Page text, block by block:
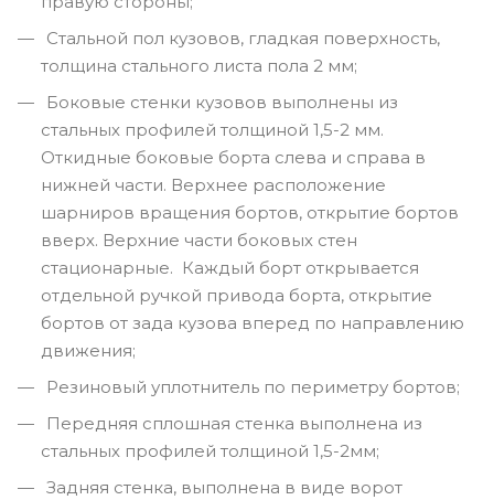
Стальной пол кузовов, гладкая поверхность,
толщина стального листа пола 2 мм;
Боковые стенки кузовов выполнены из
стальных профилей толщиной 1,5-2 мм.
Откидные боковые борта слева и справа в
нижней части. Верхнее расположение
шарниров вращения бортов, открытие бортов
вверх. Верхние части боковых стен
стационарные. Каждый борт открывается
отдельной ручкой привода борта, открытие
бортов от зада кузова вперед по направлению
движения;
Резиновый уплотнитель по периметру бортов;
Передняя сплошная стенка выполнена из
стальных профилей толщиной 1,5-2мм;
Задняя стенка, выполнена в виде ворот